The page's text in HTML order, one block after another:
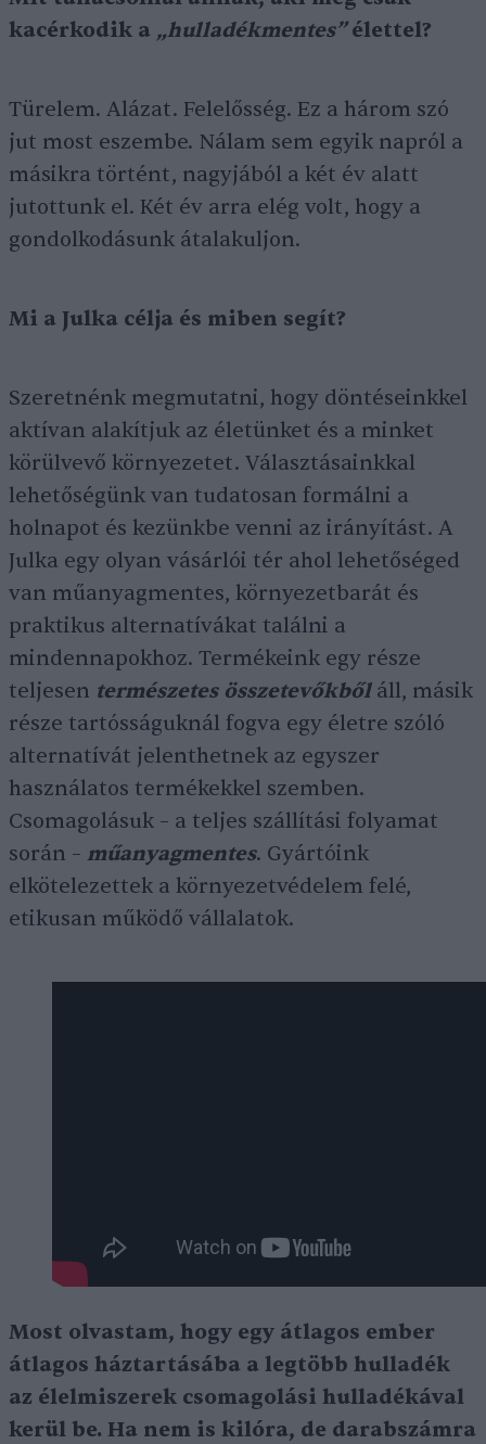
kacérkodik a „hulladékmentes”élettel?
Türelem. Alázat. Felelősség. Ez a három szó
jut most eszembe. Nálam sem egyik napról a
másikra történt, nagyjából a két év alatt
jutottunk el. Két év arra elég volt, hogy a
gondolkodásunk átalakuljon.
Mi a Julka célja és miben segít?
Szeretnénk megmutatni, hogy döntéseinkkel
aktívan alakítjuk az életünket és a minket
körülvevő környezetet. Választásainkkal
lehetőségünk van tudatosan formálni a
holnapot és kezünkbe venni az irányítást. A
Julka egy olyan vásárlói tér ahol lehetőséged
van műanyagmentes, környezetbarát és
praktikus alternatívákat találni a
mindennapokhoz. Termékeink egy része
teljesen természetes összetevőkből áll, másik
része tartósságuknál fogva egy életre szóló
alternatívát jelenthetnek az egyszer
használatos termékekkel szemben.
Csomagolásuk – a teljes szállítási folyamat
során – műanyagmentes. Gyártóink
elkötelezettek a környezetvédelem felé,
etikusan működő vállalatok.
Most olvastam, hogy egy átlagos ember
átlagos háztartásába a legtöbb hulladék
az élelmiszerek csomagolási hulladékával
kerül be. Ha nem is kilóra, de darabszámra